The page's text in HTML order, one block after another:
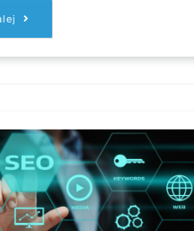
POTRZEBUJĘ
STRONY
INTERNETOWEJ